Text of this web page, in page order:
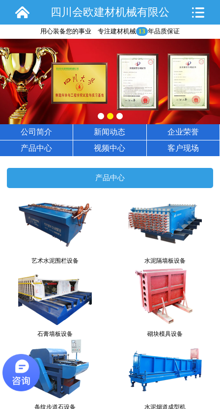
四川会欧建材机械有限公
司
用心装备您的事业 专注建材机械 13 年品质保证
公司简介 新闻动态
企业荣誉
产品中心
视频中心 客户现场
产品中心
艺术水泥围栏设备 水泥隔墙板设备
石膏墙板设备 砌块模具设备
条纹步道石设备 水泥烟道成型机